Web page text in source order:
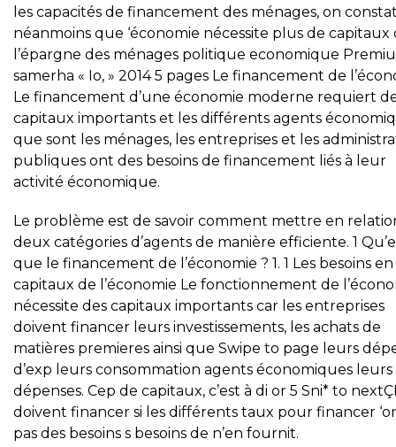
les capacités de financement des ménages, on
néanmoins que ‘économie nécessite plus de capitaux
l’épargne des ménages politique economique
samerha « Io, » 2014 5 pages Le financement de
Le financement d’une économie moderne requiert
capitaux importants et les différents agents
que sont les ménages, les entreprises et les
publiques ont des besoins de financement liés à leur
activité économique.
Le problème est de savoir comment mettre en
deux catégories d’agents de manière efficiente. 1
que le financement de l’économie ? 1. 1 Les besoins en
capitaux de l’économie Le fonctionnement de
nécessite des capitaux importants car les entreprises
doivent financer leurs investissements, les achats de
matières premieres ainsi que Swipe to page leurs
d’exp leurs consommation agents économiques leurs
dépenses. Cep de capitaux, c’est à di or 5 Sni* to
doivent financer si les différents taux pour financer
pas des besoins s besoins de n’en fournit.